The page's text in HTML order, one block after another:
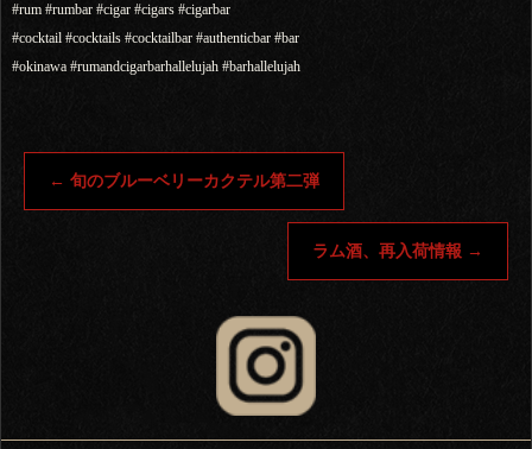
#rum #rumbar #cigar #cigars #cigarbar
#cocktail #cocktails #cocktailbar #authenticbar #bar
#okinawa #rumandcigarbarhallelujah #barhallelujah
← 旬のブルーベリーカクテル第二弾
ラム酒、再入荷情報 →